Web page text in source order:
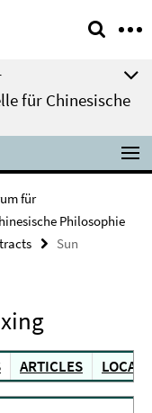
für Chinesische
für
Philosophie
Sun
ARTICLES